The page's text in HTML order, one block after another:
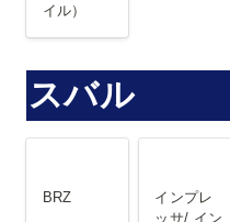
イル）
スバル
BRZ
サ/ インプレ
ッサG4
インプレ
ッサ/ イン